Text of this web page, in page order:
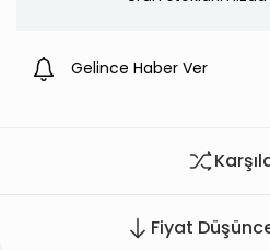
Gelince Haber Ver
Fiyat